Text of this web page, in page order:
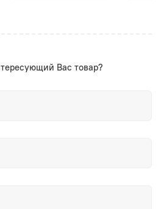
Вас товар?